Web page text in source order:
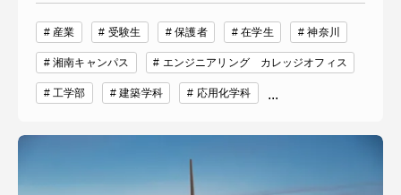
産業 受験生 保護者 在学生 神奈川
湘南キャンパス エンジニアリング カレッジオフィス
工学部 建築学科 応用化学科 ...
資料請求 お問い合わせ
在学生・保護者向けポータル（TIPS） 本学教職員向け情報